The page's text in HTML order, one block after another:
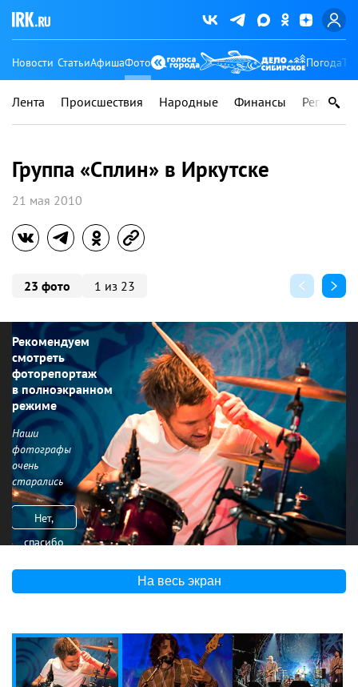
Новости СтатьиАфишаФото Погода
Лента Происшествия Народные Финансы Регионы
Группа «Сплин» в Иркутске
21 мая 2010
23 фото 1 из 23
Рекомендуем
смотреть
фоторепортаж
в полноэкранном
режиме
Наши
фотографы
очень
старались
Нет,
спасибо
На весь экран